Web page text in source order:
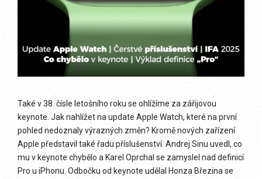
Také v 38. čísle letošního roku se ohlížíme za zářijovou
keynote. Jak nahlížet na update Apple Watch, které na první
pohled nedoznaly výrazných změn? Kromě nových zařízení
Apple představil také řadu příslušenství. Andrej Sinu uvedl, co
mu v keynote chybělo a Karel Oprchal se zamyslel nad definicí
Pro u iPhonu. Odbočku od keynote udělal Honza Březina se